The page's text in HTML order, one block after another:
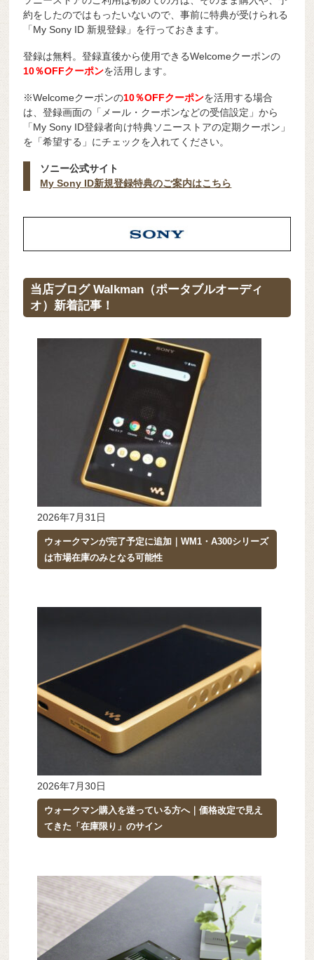
約をしたのではもったいないので、事前に特典が受けられる
「My Sony ID 新規登録」を行っておきます。
登録は無料。登録直後から使用できるWelcomeクーポンの
10％OFFクーポンを活用します。
※Welcomeクーポンの10％OFFクーポンを活用する場合
は、登録画面の「メール・クーポンなどの受信設定」から
「My Sony ID登録者向け特典ソニーストアの定期クーポン」
を「希望する」にチェックを入れてください。
ソニー公式サイト
My Sony ID新規登録特典のご案内はこちら
当店ブログ Walkman（ポータブルオーディ
オ）新着記事！
2026年7月31日
ウォークマンが完了予定に追加｜WM1・A300シリーズ
は市場在庫のみとなる可能性
2026年7月30日
ウォークマン購入を迷っている方へ｜価格改定で見え
てきた「在庫限り」のサイン